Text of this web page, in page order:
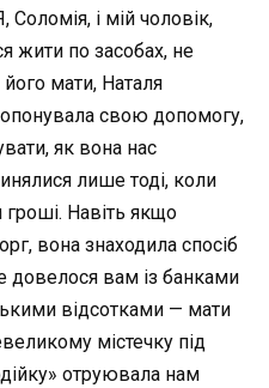
і мій чоловік,
жити по засобах, не
мати, Наталя
свою допомогу,
як вона нас
лише тоді, коли
Навіть якщо
вона знаходила спосіб
довелося вам із банками
відсотками — мати
містечку під
отруювала нам